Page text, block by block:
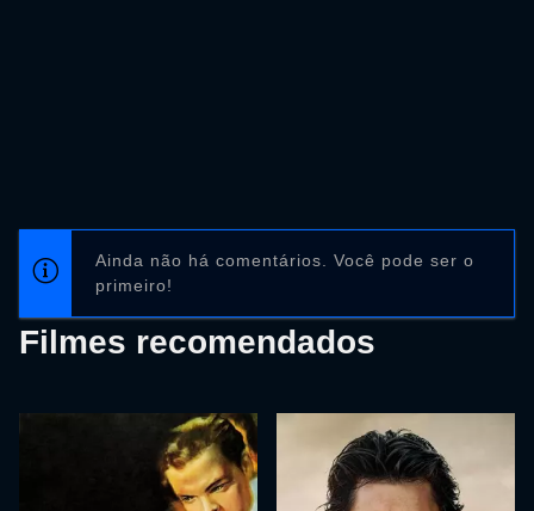
Ainda não há comentários. Você pode ser o
primeiro!
Filmes recomendados